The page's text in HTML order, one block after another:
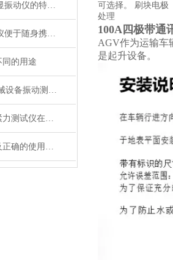
Vm63A便携式数显振动仪的特点及使用方法
Vm63A数显测振仪便于随身携带使用
的用途
RION VM-63A机械设备振动测量仪 便携式振动仪*
隔离开关压力夹紧力测试仪在电力设备中的应用
测振仪的应用以及正确的使用方法
可选择。 刷块电极
处理
100A四极带通
AGV作为运输车
是起升设备。